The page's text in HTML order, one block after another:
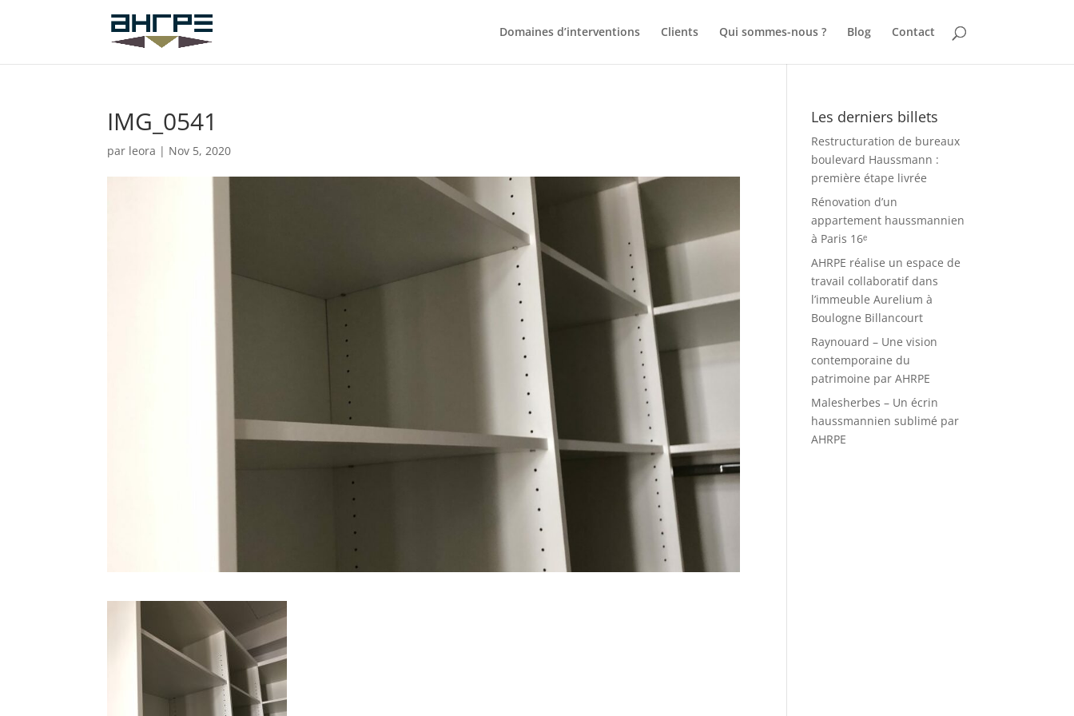
Domaines d’interventions Clients Qui sommes-nous ? Blog Contact
IMG_0541
par leora | Nov 5, 2020
Les derniers billets
Restructuration de bureaux
boulevard Haussmann :
première étape livrée
Rénovation d’un
appartement haussmannien
à Paris 16ᵉ
AHRPE réalise un espace de
travail collaboratif dans
l’immeuble Aurelium à
Boulogne Billancourt
Raynouard – Une vision
contemporaine du
patrimoine par AHRPE
Malesherbes – Un écrin
haussmannien sublimé par
AHRPE